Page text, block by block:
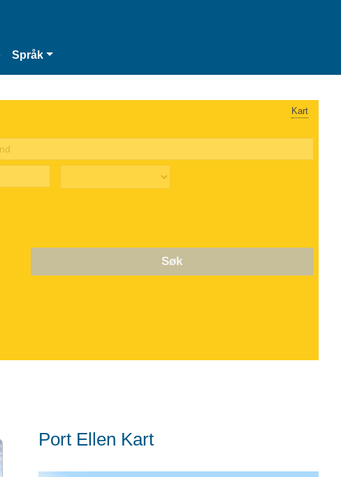
Språk
Kart
Søk
Port Ellen Kart